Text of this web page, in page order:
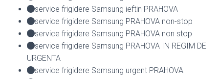
service frigidere Samsung ieftin PRAHOVA
service frigidere Samsung PRAHOVA non-stop
service frigidere Samsung PRAHOVA non stop
service frigidere Samsung PRAHOVA IN REGIM DE
URGENTA
service frigidere Samsung urgent PRAHOVA